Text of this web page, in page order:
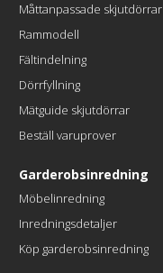
Måttanpassade skjutdörrar
Rammodell
Fältindelning
Dörrfyllning
Mätguide skjutdörrar
Beställ varuprover
Garderobsinredning
Möbelinredning
Inredningsdetaljer
Köp garderobsinredning